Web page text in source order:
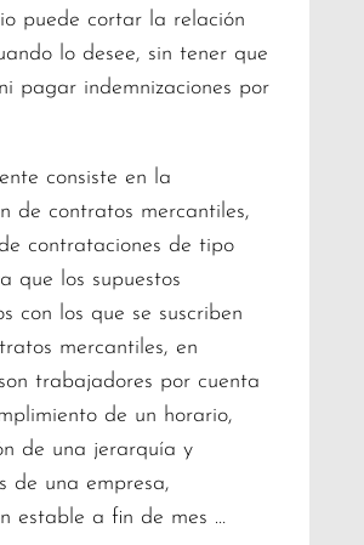
puede cortar la relación
lo desee, sin tener que
pagar indemnizaciones por
consiste en la
de contratos mercantiles,
contrataciones de tipo
que los supuestos
con los que se suscriben
mercantiles, en
trabajadores por cuenta
de un horario,
de una jerarquía y
de una empresa,
estable a fin de mes …